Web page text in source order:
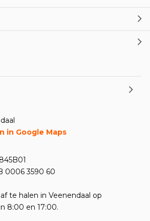
in Google Maps
0006 3590 60
te halen in Veenendaal op
8:00 en 17:00.